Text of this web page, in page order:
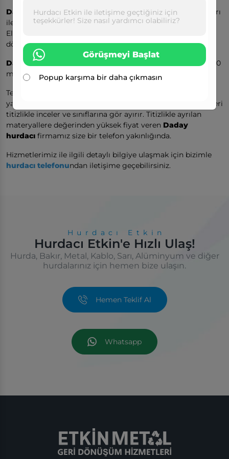
Daday Hurdacı ihtiyaçlarınız için, konumunuzdaki hurdaları
iletişime geçerek geri dönüşüme kazandırabilirsiniz.
Elinizdeki hurdaları
dönüşüme katkıda bulunabilirsiniz.
Daday hurdacı
malzemenizi değerinin üstünde alır ve %100
müşteri memnuniyeti odaklı çalışır.
Tecrübesini ve bilgi birikimini birleştirerek size en
yakın
hizmetini veren firmamız, materyalleri
titizlikle inceler ve sınıflarına gör ayırır. Titizlikle ayrılan
materyallere değerinden yüksek fiyat veren Daday
hurdacı firmamız size bir telefon yakınlığında.
Hizmetlerimiz ile ilgili detaylı bilgiye ulaşmak için bizimle
hurdacı telefonundan iletişime geçebilirsiniz.
Hurdacı Etkin
Hurdacı Etkin'e Hızlı Ulaş!
Hurda, Bakır, Metal, Kablo, Sarı, Alüminyum ve diğer
hurdalarınız için hemen bize ulaşın.
Hemen Teklif Al
Whatsapp
Hurdacı Etkin ile iletişime geçtiğiniz için
teşekkürler! Size nasıl yardımcı olabiliriz?
Görüşmeyi Başlat
Popup karşıma bir daha çıkmasın